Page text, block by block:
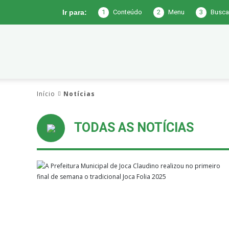
Ir para: 1 Conteúdo 2 Menu 3 Busca
Joca
Início Notícias
TODAS AS NOTÍCIAS